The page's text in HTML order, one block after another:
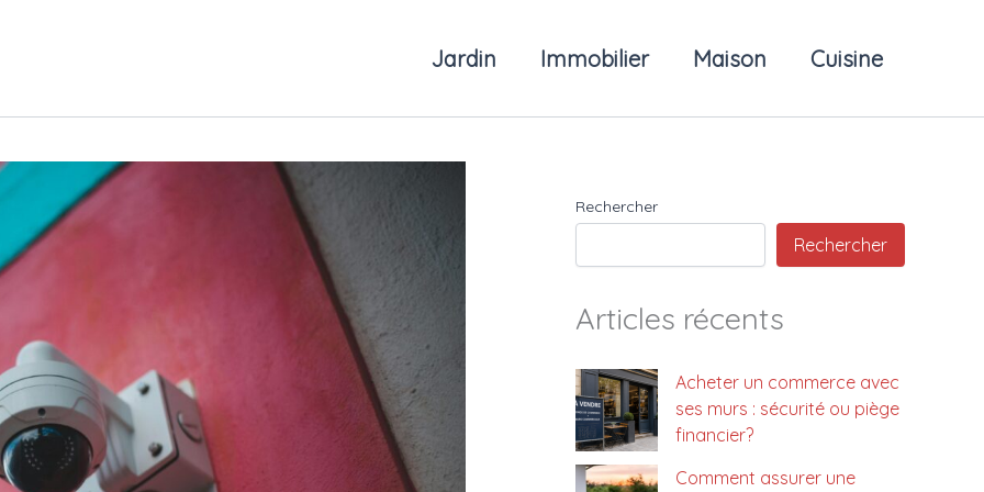
Jardin Immobilier Maison Cuisine
Rechercher
Rechercher
Articles récents
Acheter un commerce avec
ses murs : sécurité ou piège
financier?
Comment assurer une